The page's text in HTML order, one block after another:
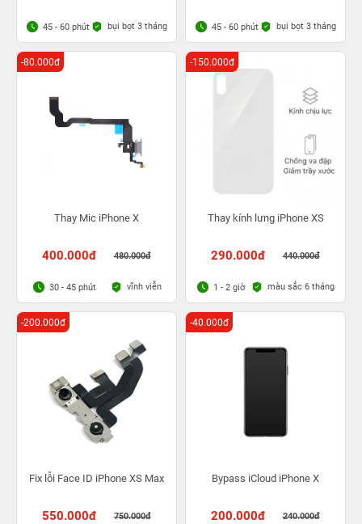
45 - 60 phút bụi bọt 3 tháng 45 - 60 phút bụi bọt 3 tháng
Thay Mic iPhone X
400.000đ 480.000đ
-80.000đ
30 - 45 phút vĩnh viễn
Thay kính lưng iPhone XS
290.000đ 440.000đ
-150.000đ
1 - 2 giờ màu sắc 6 tháng
Fix lỗi Face ID iPhone XS Max
550.000đ 750.000đ
-200.000đ
Bypass iCloud iPhone X
200.000đ 240.000đ
-40.000đ